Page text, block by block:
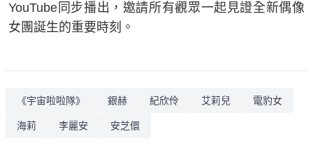
YouTube同步播出，邀請所有觀眾一起見證全新偶像
女團誕生的重要時刻。
《宇宙啦啦隊》 銀赫 紀欣伶 艾莉兒 電豹女
海莉 李麗安 安芝儇